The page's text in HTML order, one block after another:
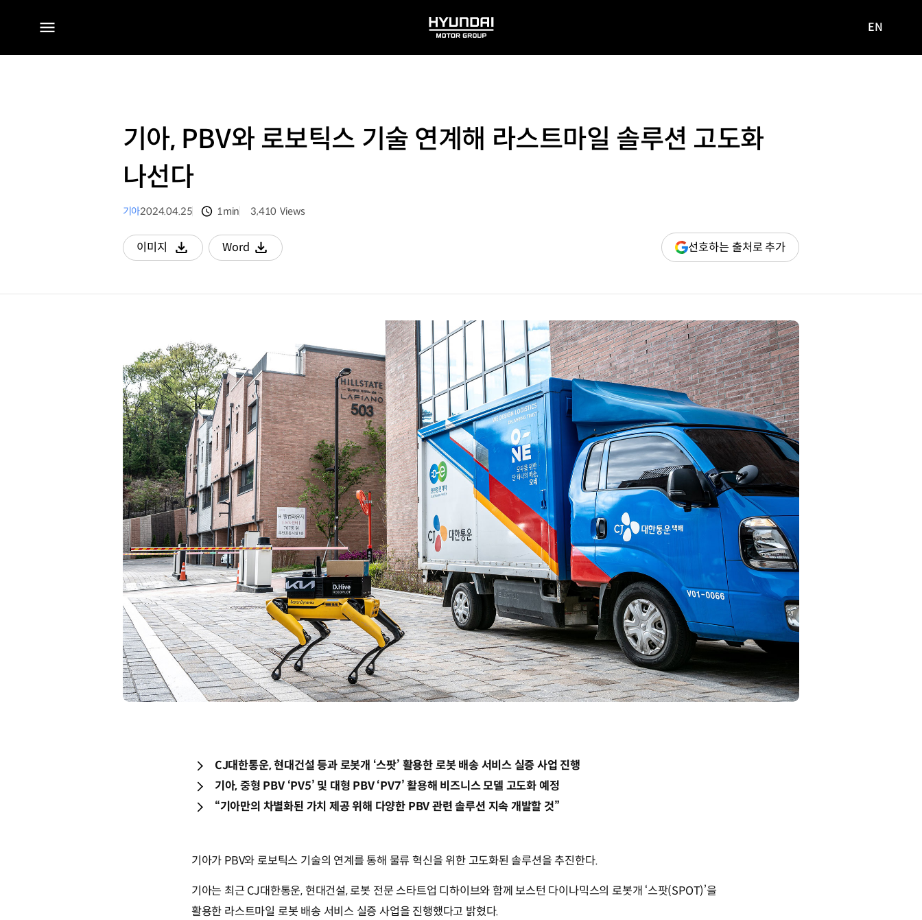
전체
HYUNDAI
MOTOR
사이트로
EN
기아, PBV와 로보틱스 기술 연계해 라스트마일 솔루션 고도화
나선다
기아2024.04.25 1min 3,410 Views
이미지
다운로드
Word
다운로드
선호하는 출처로 추가(새
창
CJ대한통운, 현대건설 등과 로봇개 ‘스팟’ 활용한 로봇 배송 서비스 실증 사업 진행
기아, 중형 PBV ‘PV5’ 및 대형 PBV ‘PV7’ 활용해 비즈니스 모델 고도화 예정
“기아만의 차별화된 가치 제공 위해 다양한 PBV 관련 솔루션 지속 개발할 것”
기아가 PBV와 로보틱스 기술의 연계를 통해 물류 혁신을 위한 고도화된 솔루션을 추진한다.
기아는 최근 CJ대한통운, 현대건설, 로봇 전문 스타트업 디하이브와 함께 보스턴 다이나믹스의 로봇개 ‘스팟(SPOT)’을
활용한 라스트마일 로봇 배송 서비스 실증 사업을 진행했다고 밝혔다.